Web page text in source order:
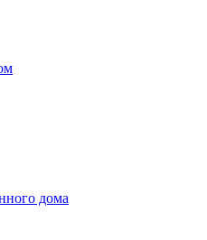
дома